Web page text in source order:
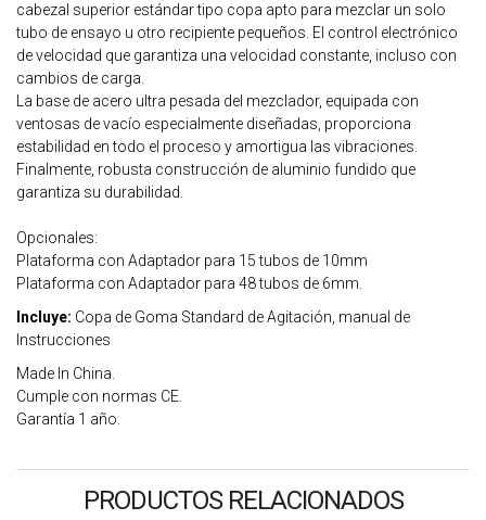
cabezal superior estándar tipo copa apto para mezclar un solo
tubo de ensayo u otro recipiente pequeños. El control electrónico
de velocidad que garantiza una velocidad constante, incluso con
cambios de carga.
La base de acero ultra pesada del mezclador, equipada con
ventosas de vacío especialmente diseñadas, proporciona
estabilidad en todo el proceso y amortigua las vibraciones.
Finalmente, robusta construcción de aluminio fundido que
garantiza su durabilidad.
Opcionales:
Plataforma con Adaptador para 15 tubos de 10mm
Plataforma con Adaptador para 48 tubos de 6mm.
Incluye: Copa de Goma Standard de Agitación, manual de
Instrucciones
Made In China.
Cumple con normas CE.
Garantía 1 año.
PRODUCTOS RELACIONADOS